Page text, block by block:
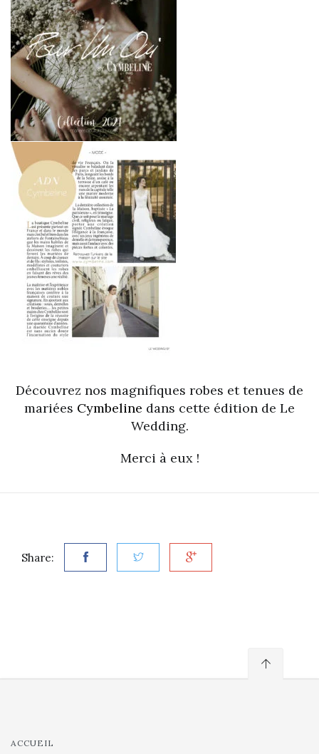
Découvrez nos magnifiques robes et tenues de
mariées Cymbeline dans cette édition de Le
Wedding.
Merci à eux !
Share:
ACCUEIL